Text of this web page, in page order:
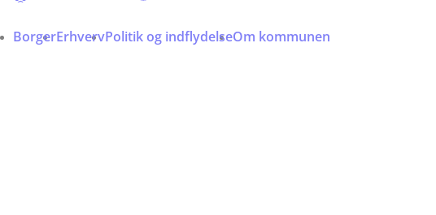
BorgerErhvervPolitik og indflydelseOm kommunen